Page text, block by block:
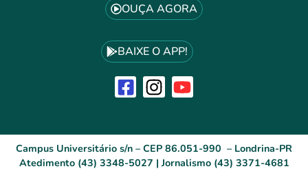
OUÇA AGORA
BAIXE O APP!
Campus Universitário s/n – CEP 86.051-990 – Londrina-PR
Atedimento (43) 3348-5027 | Jornalismo (43) 3371-4681